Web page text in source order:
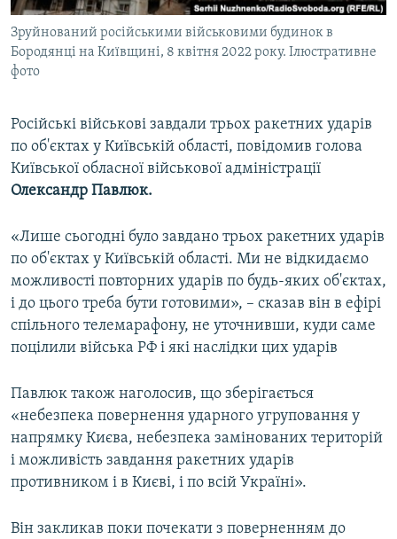
УКРАЇНСЬКА ПРОБЛЕМА КРИМУ
ІНФОГРАФІКА
ДОЛУЧАЙСЯ!
Усі сайти RFE/RL
Зруйнований російськими військовими будинок в
Бородянці на Київщині, 8 квітня 2022 року. Ілюстративне
фото
Російські військові завдали трьох ракетних ударів
по об'єктах у Київській області, повідомив голова
Київської обласної військової адміністрації
Олександр Павлюк.
«Лише сьогодні було завдано трьох ракетних ударів
по об'єктах у Київській області. Ми не відкидаємо
можливості повторних ударів по будь-яких об'єктах,
і до цього треба бути готовими», – сказав він в ефірі
спільного телемарафону, не уточнивши, куди саме
поцілили війська РФ і які наслідки цих ударів
Павлюк також наголосив, що зберігається
«небезпека повернення ударного угруповання у
напрямку Києва, небезпека замінованих територій
і можливість завдання ракетних ударів
противником і в Києві, і по всій Україні».
Він закликав поки почекати з поверненням до